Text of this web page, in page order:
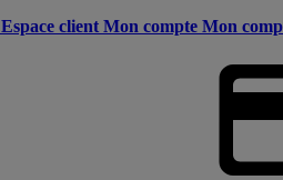
Espace client Mon compte Mon